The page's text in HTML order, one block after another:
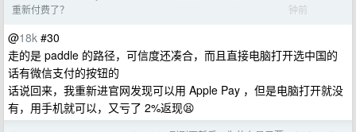
重新付费了？
钟前
@18k #30
走的是 paddle 的路径，可信度还凑合，而且直接电脑打开选中国的
话有微信支付的按钮的
话说回来，我重新进官网发现可以用 Apple Pay ，但是电脑打开就没
有，用手机就可以，又亏了 2%返现😫